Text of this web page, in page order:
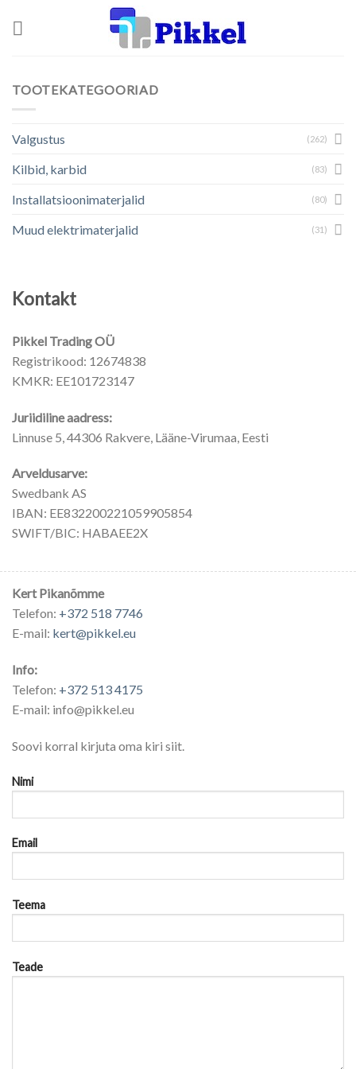
Kontakt
Pikkel Trading OÜ
Registrikood: 12674838
KMKR: EE101723147
Juriidiline aadress:
Linnuse 5, 44306 Rakvere, Lääne-Virumaa, Eesti
Arveldusarve:
Swedbank AS
IBAN: EE832200221059905854
SWIFT/BIC: HABAEE2X
Kert Pikanõmme
Telefon: +372 518 7746
E-mail: kert@pikkel.eu
Info:
Telefon: +372 513 4175
E-mail: info@pikkel.eu
Soovi korral kirjuta oma kiri siit.
Nimi
Email
Teema
Teade
TOOTEKATEGOORIAD
Valgustus (262)
Kilbid, karbid (83)
Installatsioonimaterjalid (80)
Muud elektrimaterjalid (31)